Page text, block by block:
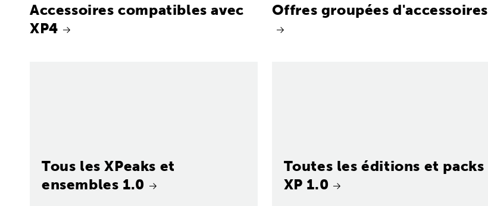
Accessoires compatibles avec
XP4
Offres groupées d'accessoires
Tous les XPeaks et
ensembles 1.0
Toutes les éditions et packs
XP 1.0